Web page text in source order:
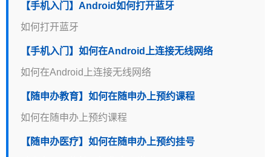
【手机入门】Android如何打开蓝牙
如何打开蓝牙
【手机入门】如何在Android上连接无线网络
如何在Android上连接无线网络
【随申办教育】如何在随申办上预约课程
如何在随申办上预约课程
【随申办医疗】如何在随申办上预约挂号